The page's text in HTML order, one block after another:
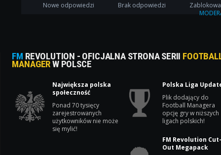
Nowe odpowiedzi Brak odpowiedzi
FM REVOLUTION - OFICJALNA STRONA SERII
MANAGERW POLSCE
Największa polska
społeczność
Ponad 70 tysięcy
zarejestrowanych
użytkowników nie może
się mylić!
Polska Liga
Plik dodający do
Football Managera
opcję gry w niższych
ligach polskich!
FM Revolution
Out Megapack